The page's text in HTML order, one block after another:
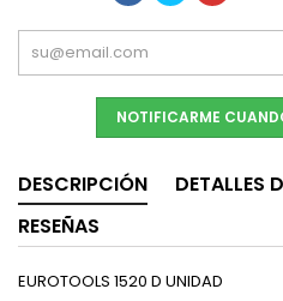
NOTIFICARME
DESCRIPCIÓN
DETALLES
RESEÑAS
EUROTOOLS 1520 D UNIDAD